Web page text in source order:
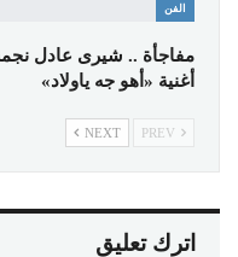
الفن
مفاجأة .. شيرى عادل
أغنية «أهو جه ياولاد»
NEXT
اترك تعليق